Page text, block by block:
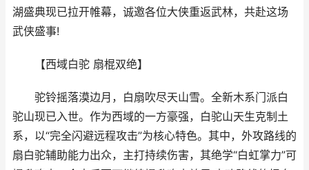
湖盛典现已拉开帷幕，诚邀各位大侠重返武林，共赴这场
武侠盛事!
【西域白驼 扇棍双绝】
驼铃摇落漠边月，白扇吹尽天山雪。全新木系门派白
驼山现已入世。作为西域的一方豪强，白驼山天生克制土
系，以“完全闪避远程攻击”为核心特色。其中，外攻路线的
扇白驼辅助能力出众，主打持续伤害，其绝学“白虹掌力”可